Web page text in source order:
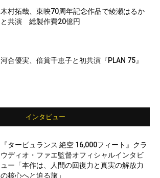
木村拓哉、東映70周年記念作品で綾瀬はるか
と共演 総製作費20億円
河合優実、倍賞千恵子と初共演『PLAN 75』
インタビュー
『タービュランス 絶空 16,000フィート』クラ
ウディオ・ファエ監督オフィシャルインタビ
ュー「本作は、人間の回復力と真実の解放力
の核心へと迫る旅」